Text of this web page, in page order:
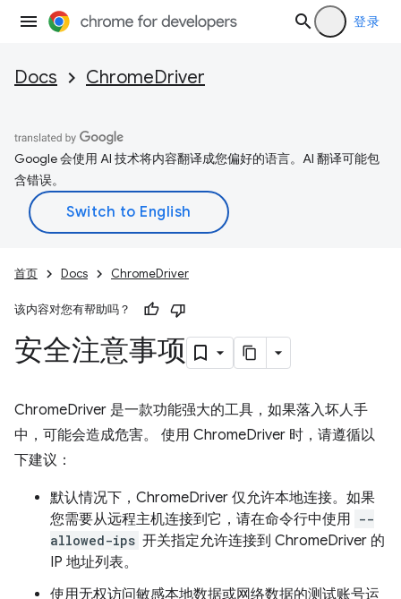
登录
Docs ChromeDriver
Google 会使用 AI 技术将内容翻译成您偏好的语言。AI 翻译可能包
含错误。
首页 Docs ChromeDriver
该内容对您有帮助吗？
安全注意事项
ChromeDriver 是一款功能强大的工具，如果落入坏人手
中，可能会造成危害。 使用 ChromeDriver 时，请遵循以
下建议：
默认情况下，ChromeDriver 仅允许本地连接。如果
您需要从远程主机连接到它，请在命令行中使用 --
allowed-ips 开关指定允许连接到 ChromeDriver 的
IP 地址列表。
使用无权访问敏感本地数据或网络数据的测试账号运